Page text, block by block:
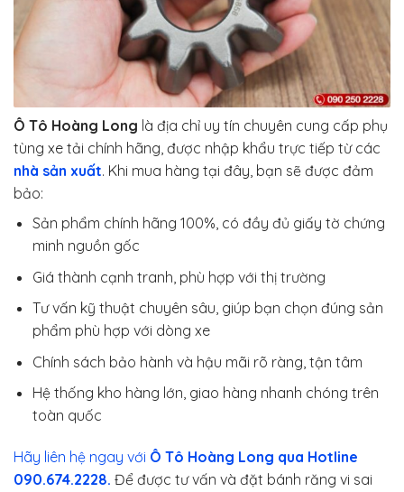
Ô Tô Hoàng Long là địa chỉ uy tín chuyên cung cấp phụ
tùng xe tải chính hãng, được nhập khẩu trực tiếp từ các
nhà sản xuất. Khi mua hàng tại đây, bạn sẽ được đảm
bảo:
Sản phẩm chính hãng 100%, có đầy đủ giấy tờ chứng
minh nguồn gốc
Giá thành cạnh tranh, phù hợp với thị trường
Tư vấn kỹ thuật chuyên sâu, giúp bạn chọn đúng sản
phẩm phù hợp với dòng xe
Chính sách bảo hành và hậu mãi rõ ràng, tận tâm
Hệ thống kho hàng lớn, giao hàng nhanh chóng trên
toàn quốc
Hãy liên hệ ngay với Ô Tô Hoàng Long qua Hotline
090.674.2228. Để được tư vấn và đặt bánh răng vi sai